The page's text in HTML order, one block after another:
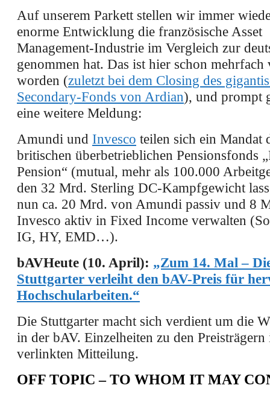
Auf unserem Parkett stellen wir immer
enorme Entwicklung die französische Asset
Management-Industrie im Vergleich zur
genommen hat. Das ist hier schon mehrfach
worden (zuletzt bei dem Closing des
Secondary-Fonds von Ardian), und prompt
eine weitere Meldung:
Amundi und Invesco teilen sich ein Mandat
britischen überbetrieblichen Pensionsfonds
Pension“ (mutual, mehr als 100.000
den 32 Mrd. Sterling DC-Kampfgewicht
nun ca. 20 Mrd. von Amundi passiv und 8
Invesco aktiv in Fixed Income verwalten
IG, HY, EMD…).
bAVHeute (10. April): „Zum 14. Mal –
Stuttgarter verleiht den bAV-Preis für
Hochschularbeiten.“
Die Stuttgarter macht sich verdient um die
in der bAV. Einzelheiten zu den Preisträgern
verlinkten Mitteilung.
OFF TOPIC – TO WHOM IT MAY